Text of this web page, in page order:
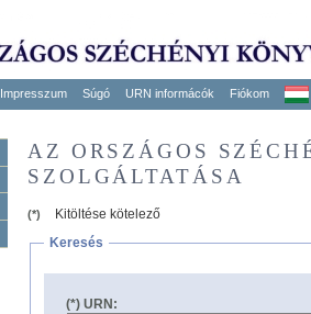
Impresszum Súgó URN informácók Fiókom
AZ ORSZÁGOS
SZOLGÁLTATÁSA
(*)
Kitöltése kötelező
Keresés
(*) URN: